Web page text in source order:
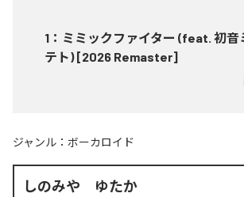
1 ： ミミックファイター (feat. 初音
テト) [2026 Remaster]
ジャンル： ボーカロイド
しのみや ゆたか